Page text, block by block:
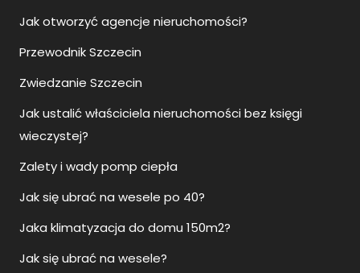
Jak otworzyć agencje nieruchomości?
Przewodnik Szczecin
Zwiedzanie Szczecin
Jak ustalić właściciela nieruchomości bez księgi
wieczystej?
Zalety i wady pomp ciepła
Jak się ubrać na wesele po 40?
Jaka klimatyzacja do domu 150m2?
Jak się ubrać na wesele?